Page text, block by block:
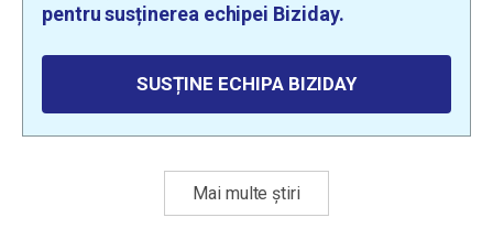
pentru susținerea echipei Biziday.
SUSȚINE ECHIPA BIZIDAY
Mai multe știri